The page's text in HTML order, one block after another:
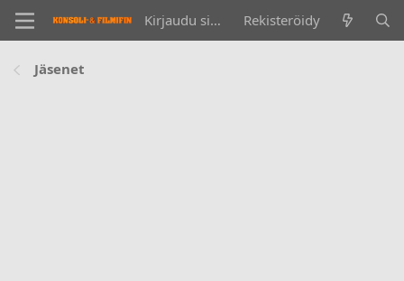
Kirjaudu sisään Rekisteröidy
Jäsenet